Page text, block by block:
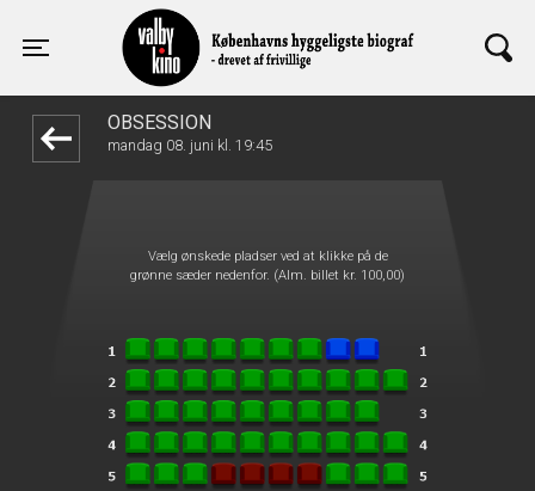
Toggle navigation
Valby Kino
OBSESSION
mandag 08. juni kl. 19:45
Vælg ønskede pladser ved at klikke på de
grønne sæder nedenfor. (Alm. billet kr. 100,00)
front05-temp 063325